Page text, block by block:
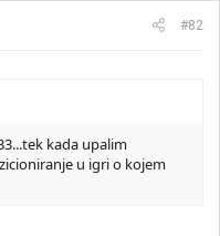
#82
kada upalim
u igri o kojem